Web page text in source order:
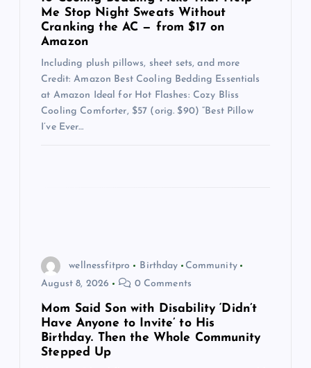
Me Stop Night Sweats Without
Cranking the AC — from $17 on
Amazon
Including plush pillows, sheet sets, and more
Credit: Amazon Best Cooling Bedding Essentials
at Amazon Ideal for Hot Flashes: Cozy Bliss
Cooling Comforter, $57 (orig. $90) “Best Pillow
I’ve Ever…
wellnessfitpro Birthday
Community
August 8, 2026
0 Comments
Mom Said Son with Disability ‘Didn’t
Have Anyone to Invite’ to His
Birthday. Then the Whole Community
Stepped Up